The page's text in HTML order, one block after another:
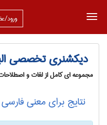
ورود/
دیکشنری تخصصی
مجموعه ای کامل از لغات و
نتایج برای معنی فارسی active directory